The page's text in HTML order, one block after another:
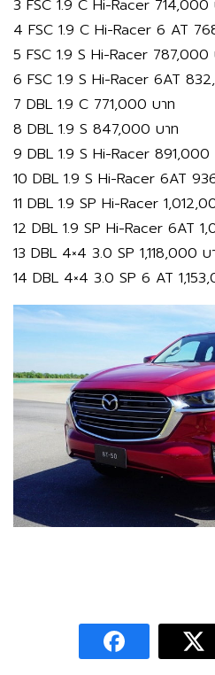
3 FSC 1.9 C Hi-Racer 714,000
4 FSC 1.9 C Hi-Racer 6 AT
5 FSC 1.9 S Hi-Racer 787,000
6 FSC 1.9 S Hi-Racer 6AT
7 DBL 1.9 C 771,000 บาท
8 DBL 1.9 S 847,000 บาท
9 DBL 1.9 S Hi-Racer 891,000
10 DBL 1.9 S Hi-Racer 6AT
11 DBL 1.9 SP Hi-Racer
12 DBL 1.9 SP Hi-Racer 6AT
13 DBL 4×4 3.0 SP 1,118,000 บ
14 DBL 4×4 3.0 SP 6 AT